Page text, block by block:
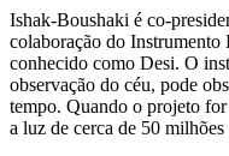
Ishak-Boushaki é co-
colaboração do Instrumento
conhecido como Desi. O
observação do céu, pode
tempo. Quando o projeto
a luz de cerca de 50 milhões